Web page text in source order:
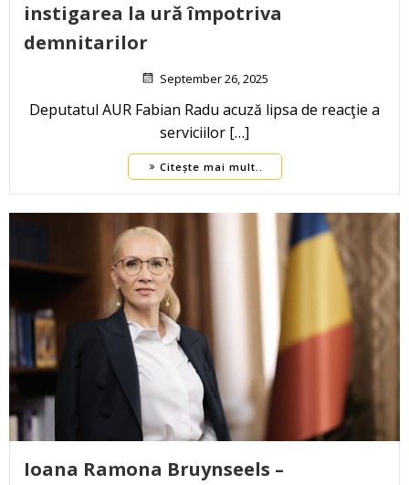
instigarea la ură împotriva
demnitarilor
September 26, 2025
Deputatul AUR Fabian Radu acuză lipsa de reacţie a
serviciilor […]
Citește mai mult..
Ioana Ramona Bruynseels –